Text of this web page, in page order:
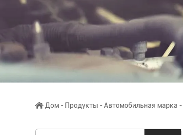
Дом - Продукты -Автомобильная марка -